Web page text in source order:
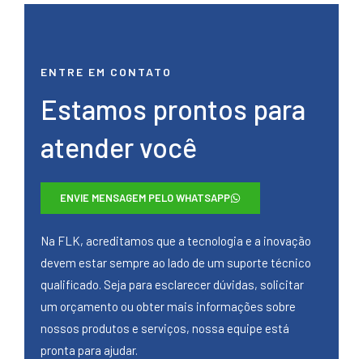
ENTRE EM CONTATO
Estamos prontos para
atender você
ENVIE MENSAGEM PELO WHATSAPP
Na FLK, acreditamos que a tecnologia e a inovação
devem estar sempre ao lado de um suporte técnico
qualificado. Seja para esclarecer dúvidas, solicitar
um orçamento ou obter mais informações sobre
nossos produtos e serviços, nossa equipe está
pronta para ajudar.